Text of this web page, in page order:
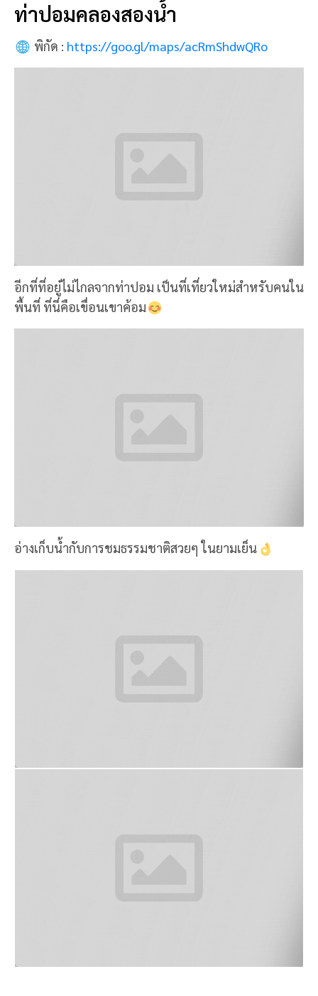
ท่าปอมคลองสองน้ำ
พิกัด : https://goo.gl/maps/acRmShdwQRo
อีกที่ที่อยู๋ไม่ไกลจากท่าปอม เป็นที่เที่ยวใหม่สำหรับคนใน
พื้นที่ ที่นี่คือเขื่อนเขาค้อม
อ่างเก็บน้ำกับการชมธรรมชาติสวยๆ ในยามเย็น